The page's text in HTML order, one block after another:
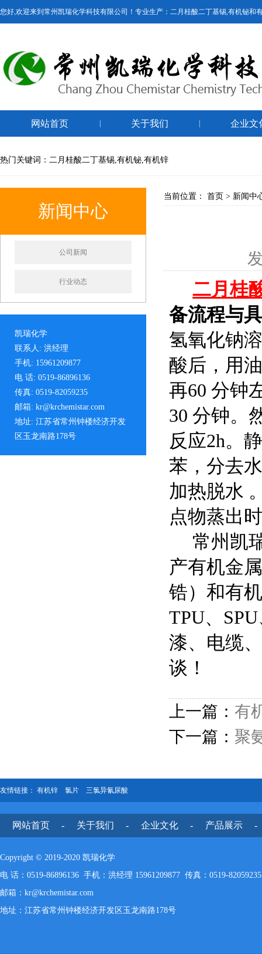
您好,欢迎来到常州凯瑞化学科技有限公司！专业生产：二月桂酸二丁基锡,有机铋和
网站首页 关于我们 企业文
热门关键词：二月桂酸二丁基锡,有机铋,有机锌
新闻中心
公司新闻
行业动态
凯瑞化学
联系人: 洪经理
手机: 15961209877
电 话: 0519-86896136
传真: 0519-82059235
邮箱: kr@krchemistar.com
地址: 江苏省常州钟楼经济开发
区玉龙南路178号
当前位置： 首页 > 新闻中
二月桂
备流程与
氢氧化钠
酸后，用
再60 分钟
30 分钟。
反应2h。
苯，分去
加热脱水
点物蒸出
常州凯
产有机金
锆）和有
TPU、
漆、电缆
谈！
上一篇：有
下一篇： 聚
友情链接： 有机锌 氯片 三氯异氰尿酸
-
网站首页 -
关于我们 -
企业文化 -
产品展示
Copyright © 2019-2020 凯瑞化学
电 话：0519-86896136 手机：洪经理 15961209877 传真：0519-82059235
邮箱：kr@krchemistar.com
地址：江苏省常州钟楼经济开发区玉龙南路178号